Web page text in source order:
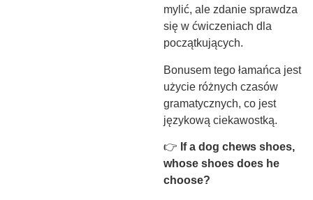
mylić, ale zdanie sprawdza
się w ćwiczeniach dla
początkujących.
Bonusem tego łamańca jest
użycie różnych czasów
gramatycznych, co jest
językową ciekawostką.
👉 If a dog chews shoes,
whose shoes does he
choose?